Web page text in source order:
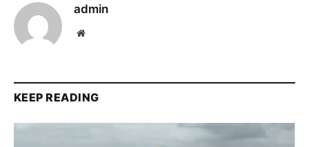
admin
Website
KEEP READING